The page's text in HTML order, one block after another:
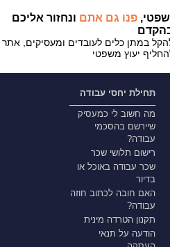
פנו גם אתם ונחזור אליכם
במתן כלים לעובדים ומעסיקים, אתר
יעוץ משפטי
תחילת יחסי עבודה
מה חשוב לי כמעסיק
שיירשם בהסכמי
עבודה?
רישום תלושי שכר
שכר עבודה באוכל או
בדיור
האם חובה לכתוב חוזה
עבודה?
תקנון הטרדה מינית
הודעה על תנאי